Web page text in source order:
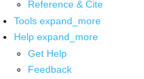
Reference & Cite
Tools expand_more
Help expand_more
Get Help
Feedback